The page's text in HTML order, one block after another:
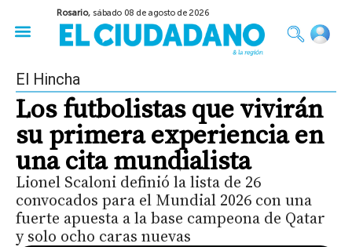
Rosario, sábado 08 de agosto de 2026
El Hincha
Los futbolistas que vivirán
su primera experiencia en
una cita mundialista
Lionel Scaloni definió la lista de 26
convocados para el Mundial 2026 con una
fuerte apuesta a la base campeona de Qatar
y solo ocho caras nuevas